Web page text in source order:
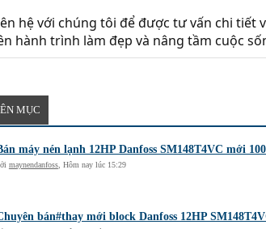
hệ với chúng tôi để được tư vấn chi tiết
hành trình làm đẹp và nâng tầm cuộc
MỤC
máy nén lạnh 12HP Danfoss SM148T4VC mới
maynendanfoss, Hôm nay lúc 15:29
bán#thay mới block Danfoss 12HP